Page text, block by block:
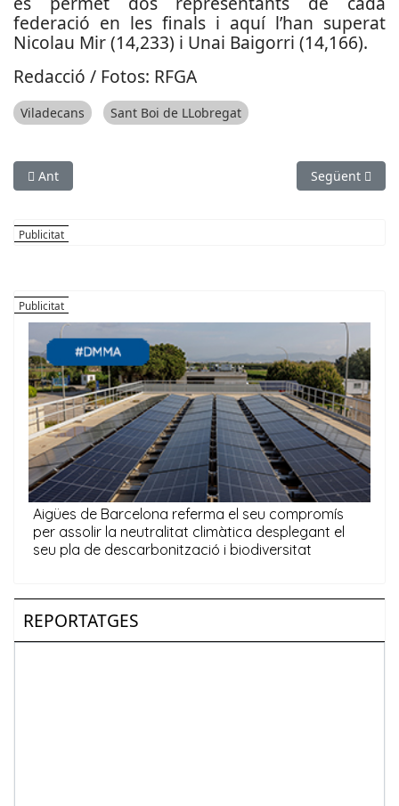
federació en les finals i aquí l’han superat
Nicolau Mir (14,233) i Unai Baigorri (14,166).
Redacció / Fotos: RFGA
Viladecans Sant Boi de LLobregat
Article anterior: María Heras assoleix el bitllet per als Jocs
Ant Article
Següent
REPORTATGES